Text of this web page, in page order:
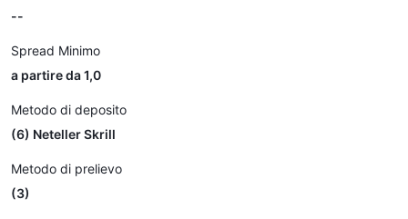
--
Spread Minimo
a partire da 1,0
Metodo di deposito
(6) Neteller Skrill
Metodo di prelievo
(3)